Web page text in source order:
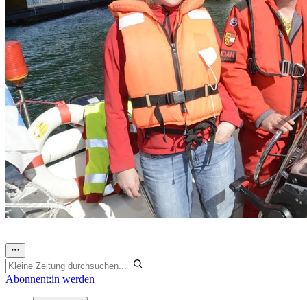
Abonnent:in werden